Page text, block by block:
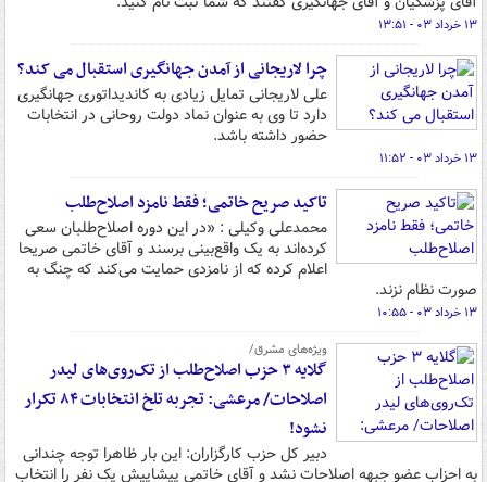
۱۳ خرداد ۰۳ - ۱۳:۵۱
چرا لاریجانی از آمدن جهانگیری استقبال می کند؟
علی لاریجانی تمایل زیادی به کاندیداتوری جهانگیری
دارد تا وی به عنوان نماد دولت روحانی در انتخابات
حضور داشته باشد.
۱۳ خرداد ۰۳ - ۱۱:۵۲
تاکید صریح خاتمی؛ فقط نامزد اصلاح‌طلب
محمدعلی وکیلی : «در این دوره اصلاح‌طلبان سعی
کرده‌اند به یک واقع‌بینی برسند و آقای خاتمی صریحا
اعلام کرده که از نامزدی حمایت می‌کند که چنگ به
صورت نظام نزند.
۱۳ خرداد ۰۳ - ۱۰:۵۵
ویژه‌های مشرق/
گلایه ۳ حزب اصلاح‌طلب از تک‌روی‌های لیدر
اصلاحات/ مرعشی: تجربه تلخ انتخابات ۸۴ تکرار
نشود!
دبیر کل حزب کارگزاران: این ‌بار ظاهرا توجه چندانی
به احزاب عضو جبهه اصلاحات نشد و آقای خاتمی پیشاپیش یک نفر را انتخاب